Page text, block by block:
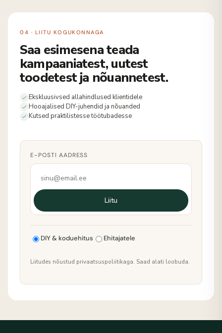
04 · LIITU KOGUKONNAGA
Saa esimesena teada
kampaaniatest, uutest
toodetest ja nõuannetest.
Ekskluusivsed allahindlused klientidele
Hooajalised DIY-juhendid ja nõuanded
Kutsed praktilistesse töötubadesse
E-POSTI AADRESS
Liitu
DIY & koduehitus Ehitajatele
Liitudes nõustud privaatsuspoliitikaga. Saad alati loobuda.